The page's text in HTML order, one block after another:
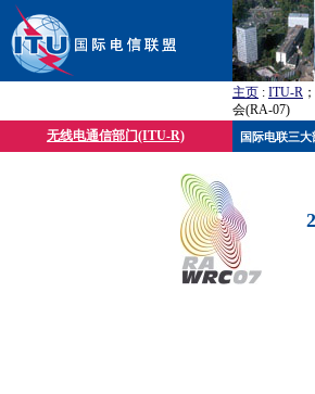
主页 : ITU-R
会(RA-07)
无线电通信部门(ITU-R)
国际电联三大